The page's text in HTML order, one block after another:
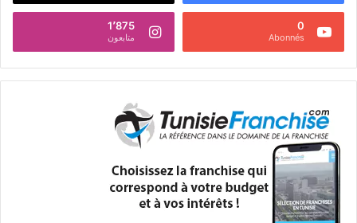
0
Abonnés
1٬875
متابعون